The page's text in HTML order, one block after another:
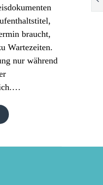
braucht,
Wartezeiten.
nur während